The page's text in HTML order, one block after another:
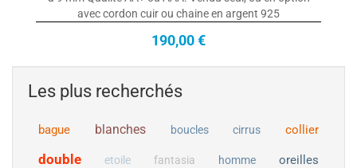
avec cordon cuir ou chaine en argent 925
190,00 €
Les plus recherchés
bague blanches boucles cirrus collier
double etoile fantasia homme oreilles
Collier Pendentif en Or 18k et perle de